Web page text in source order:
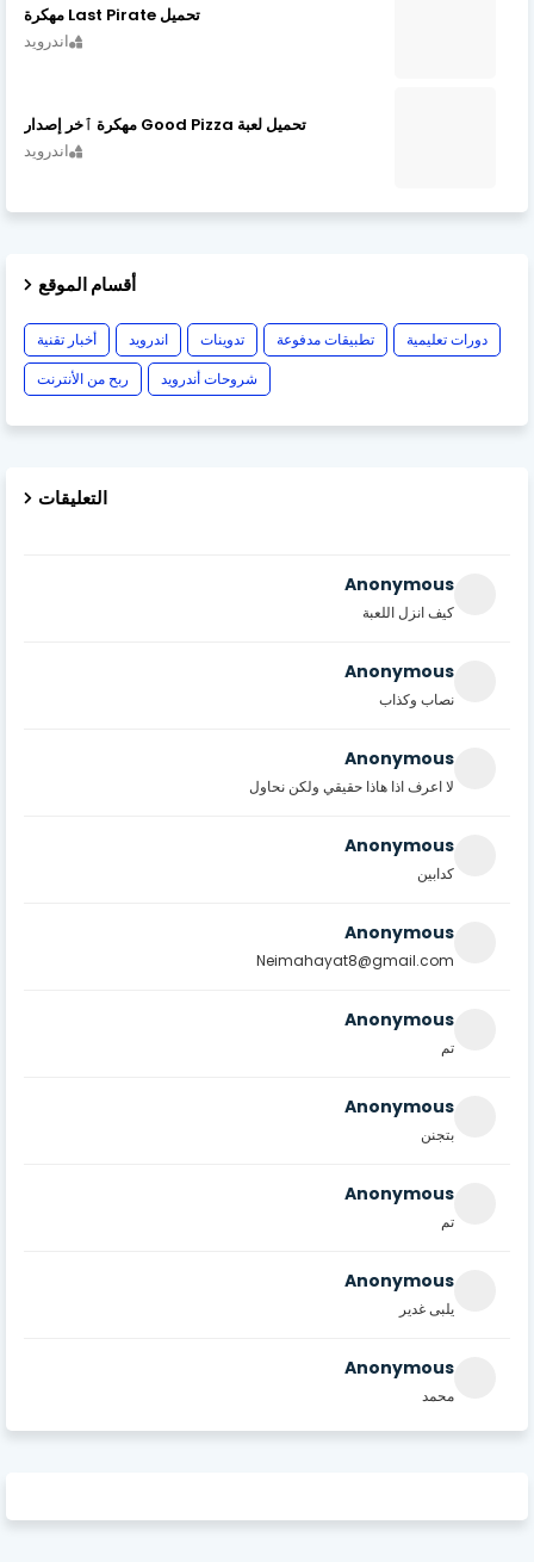
تحميل Last Pirate مهكرة
اندرويد
تحميل لعبة Good Pizza مهكرة ٱخر إصدار
اندرويد
أقسام الموقع
أخبار تقنية اندرويد تدوينات تطبيقات مدفوعة
دورات تعليمية
ربح من الأنترنت
شروحات أندرويد
التعليقات
Anonymous
كيف انزل اللعبة
Anonymous
نصاب وكذاب
Anonymous
لا اعرف اذا هاذا حقيقي ولكن نحاول
Anonymous
كدابين
Anonymous
Neimahayat8@gmail.com
Anonymous
تم
Anonymous
بتجنن
Anonymous
تم
Anonymous
يلبى غدير
Anonymous
محمد